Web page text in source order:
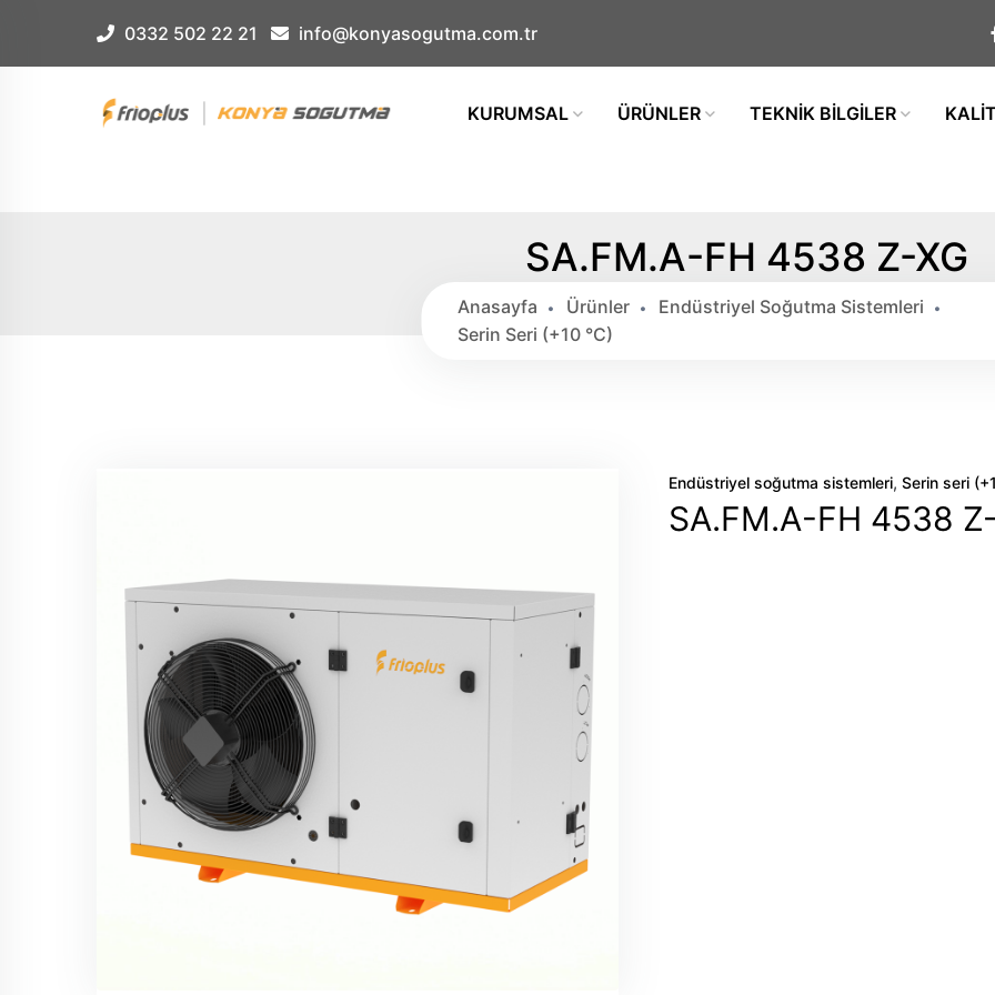
0332 502 22 21 info@konyasogutma.com.tr
KURUMSAL ÜRÜNLER TEKNİK BİLGİLER
SA.FM.A-FH 4538 Z-XG
Anasayfa Ürünler
Endüstriyel Soğutma Sistemleri
Serin Seri (+10 °c)
Endüstriyel soğutma sistemleri, Serin seri
SA.FM.A-FH 4538